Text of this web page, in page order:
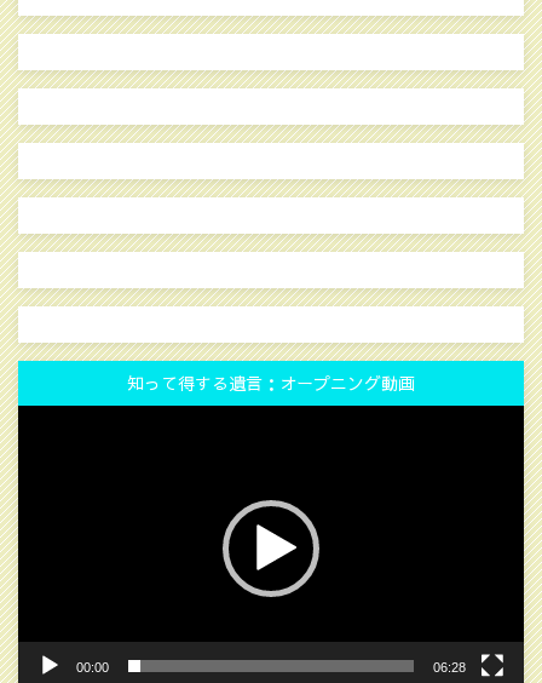
知って得する遺言：オープニング動画
動
画
プ
レ
ー
ヤ
ー
00:00 06:28